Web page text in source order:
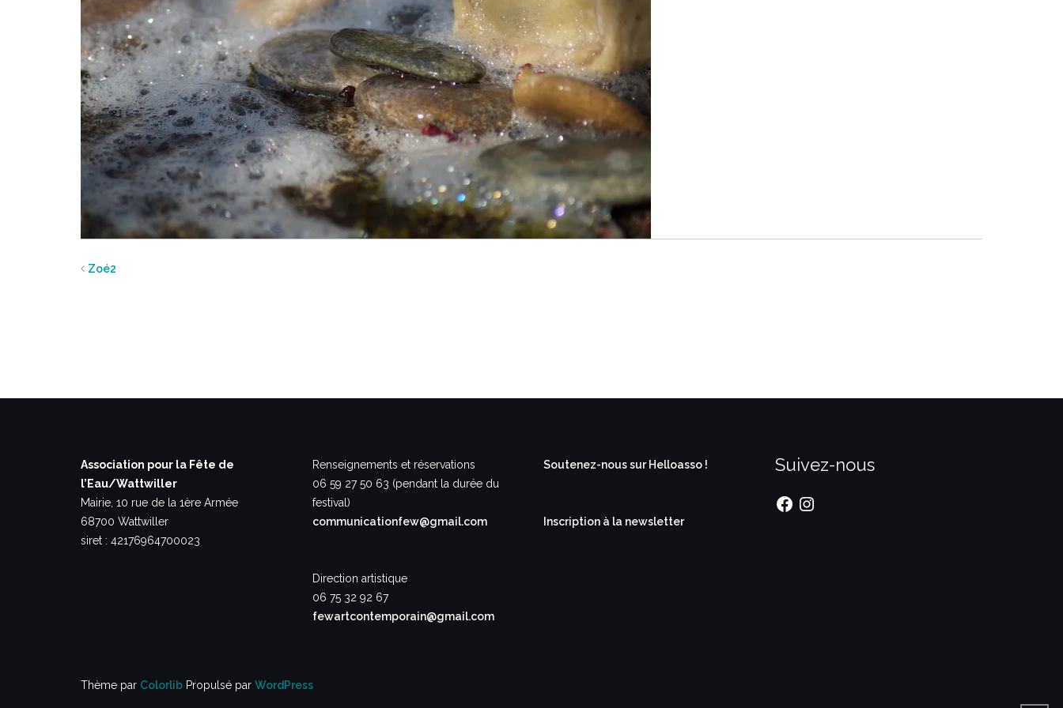
Zoé2
Association pour la Fête de
l’Eau/Wattwiller
Mairie, 10 rue de la 1ère Armée
68700 Wattwiller
siret : 42176964700023
Renseignements et réservations
06 59 27 50 63 (pendant la durée du
festival)
communicationfew@gmail.com
Direction artistique
06 75 32 92 67
fewartcontemporain@gmail.com
Soutenez-nous sur Helloasso !
Inscription à la newsletter
Suivez-nous
FacebookInstagram
Thème par Colorlib Propulsé par WordPress